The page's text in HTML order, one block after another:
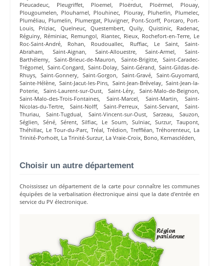
Pleucadeuc, Pleugriffet, Ploemel, Ploërdut, Ploërmel, Plouay,
Plougoumelen, Plouharnel, Plouhinec, Plouray, Pluherlin, Plumelec,
Pluméliau, Plumelin, Plumergat, Pluvigner, Pont-Scorff, Porcaro, Port-
Louis, Priziac, Quelneuc,Questembert,Quily, Quistinic, Radenac,
Réguiny, Réminiac, Remungol, Riantec, Rieux, Rochefort-en-Terre, Le
Roc-Saint-André, Rohan, Roudouallec, Ruffiac, Le Saint,Saint-
Abraham, Saint-Aignan, Saint-Allouestre,Saint-Armel, Saint-
Barthélemy,Saint-Brieuc-de-Mauron, Sainte-Brigitte,Saint-Caradec-
Trégomel, Saint-Congard, Saint-Dolay,Saint-Gérand, Saint-Gildas-de-
Rhuys, Saint-Gonnery, Saint-Gorgon, Saint-Gravé, Saint-Guyomard,
Sainte-Hélène,Saint-Jacut-les-Pins, Saint-Jean-Brévelay,Saint-Jean-la-
Poterie,Saint-Laurent-sur-Oust, Saint-Léry,Saint-Malo-de-Beignon,
Saint-Malo-des-Trois-Fontaines, Saint-Marcel, Saint-Martin, Saint-
Nicolas-du-Tertre, Saint-Nolff, Saint-Perreux,Saint-Servant, Saint-
Thuriau,Saint-Tugdual, Saint-Vincent-sur-Oust, Sarzeau, Sauzon,
Séglien, Séné, Sérent,Silfiac, Le Sourn, Sulniac,Surzur, Taupont,
Théhillac, Le Tour-du-Parc,Tréal, Trédion, Treffléan,Tréhorenteuc, La
Trinité-Porhoët, La Trinité-Surzur, La Vraie-Croix, Bono, Kernascléden,
Choisir un autre département
Choississez un département de la carte pour connaître les communes
équipées de la verbalisation électronique ainsi que la date d'entrée en
service du PV électronique.